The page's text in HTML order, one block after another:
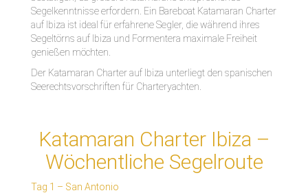
Segelkenntnisse erfordern. Ein Bareboat Katamaran Charter
auf Ibiza ist ideal für erfahrene Segler, die während ihres
Segeltörns auf Ibiza und Formentera maximale Freiheit
genießen möchten.
Der Katamaran Charter auf Ibiza unterliegt den spanischen
Seerechtsvorschriften für Charteryachten.
Katamaran Charter Ibiza –
Wöchentliche Segelroute
Tag 1 – San Antonio